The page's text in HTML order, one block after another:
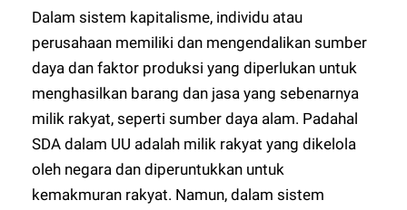
Dalam sistem kapitalisme, individu atau
perusahaan memiliki dan mengendalikan sumber
daya dan faktor produksi yang diperlukan untuk
menghasilkan barang dan jasa yang sebenarnya
milik rakyat, seperti sumber daya alam. Padahal
SDA dalam UU adalah milik rakyat yang dikelola
oleh negara dan diperuntukkan untuk
kemakmuran rakyat. Namun, dalam sistem